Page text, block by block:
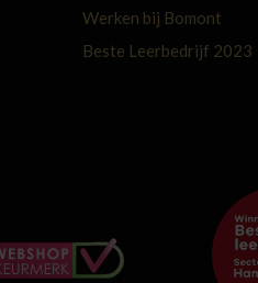
Werken bij Bomont
Beste Leerbedrijf 2023